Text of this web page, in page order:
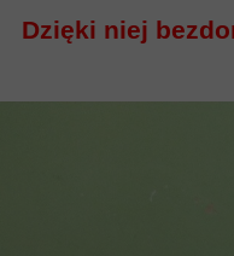
Dzięki niej